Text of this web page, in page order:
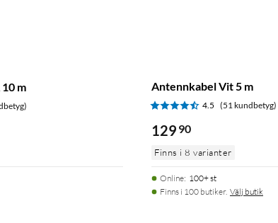
m Antennkabel Vit 5 m
4.5 (51 kundbetyg)
129 90
Finns i 8 varianter
Online: 100+ st
Finns i 100 butiker. Välj butik